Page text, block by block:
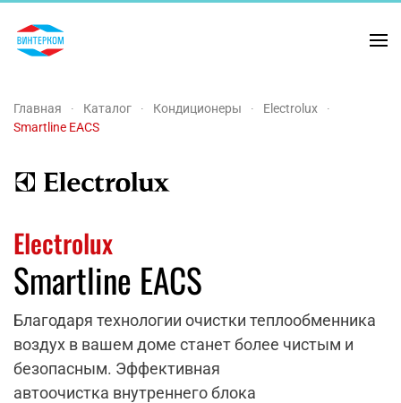
Перейти к содержимому
Главная Каталог Кондиционеры
Electrolux
Smartline EACS
Electrolux
Smartline EACS
Благодаря технологии очистки теплообменника
воздух в вашем доме станет более чистым и
безопасным. Эффективная
автоочистка внутреннего блока